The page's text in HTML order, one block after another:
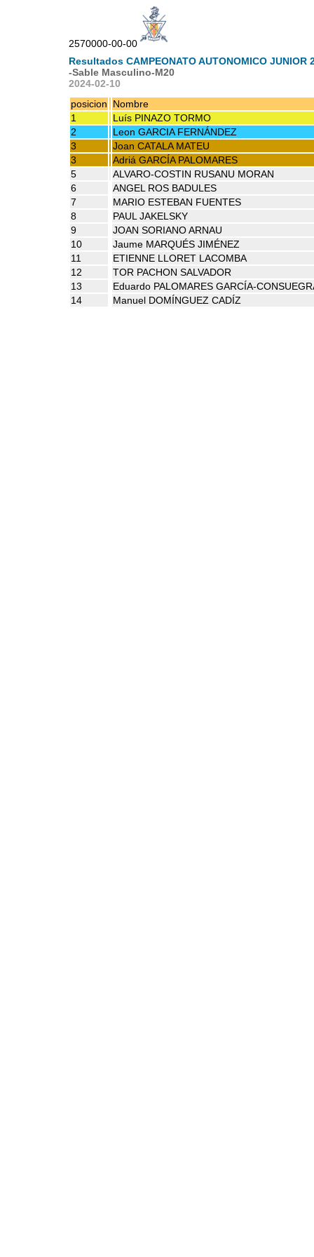
2570000-00-00
Resultados CAMPEONATO AUTONOMICO JUNIOR
-Sable Masculino-M20
2024-02-10
posicion
Nombre
1
Luís PINAZO TORMO
2
Leon GARCIA FERNÁNDEZ
3
Joan CATALA MATEU
3
Adriá GARCÍA PALOMARES
5
ALVARO-COSTIN RUSANU MORAN
6
ANGEL ROS BADULES
7
MARIO ESTEBAN FUENTES
8
PAUL JAKELSKY
9
JOAN SORIANO ARNAU
10
Jaume MARQUÉS JIMÉNEZ
11
ETIENNE LLORET LACOMBA
12
TOR PACHON SALVADOR
13
Eduardo PALOMARES GARCÍA-
14
Manuel DOMÍNGUEZ CADÍZ